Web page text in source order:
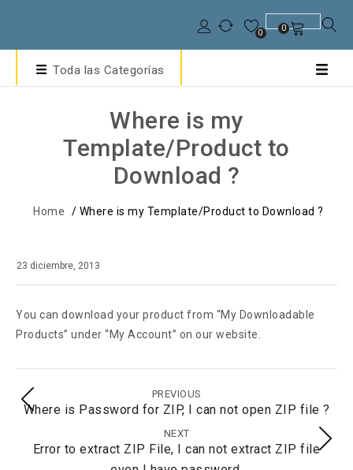
0
0
Toda las Categorías
Where is my
Template/Product to
Download ?
Home / Where is my Template/Product to Download ?
23 diciembre, 2013
You can download your product from “My Downloadable
Products” under “My Account” on our website.
PREVIOUS
Where is Password for ZIP, I can not open ZIP file ?
NEXT
Error to extract ZIP File, I can not extract ZIP file